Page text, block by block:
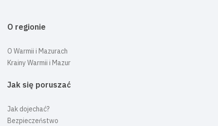
O regionie
O Warmii i Mazurach
Krainy Warmii i Mazur
Jak się poruszać
Jak dojechać?
Bezpieczeństwo